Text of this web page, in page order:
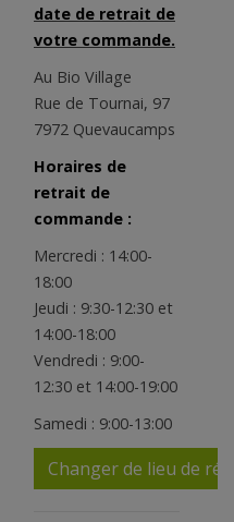
date de retrait de
votre commande.
Au Bio Village
Rue de Tournai, 97
7972 Quevaucamps
Horaires de
retrait de
commande :
Mercredi : 14:00-
18:00
Jeudi : 9:30-12:30 et
14:00-18:00
Vendredi : 9:00-
12:30 et 14:00-19:00
Samedi : 9:00-13:00
Changer de lieu de